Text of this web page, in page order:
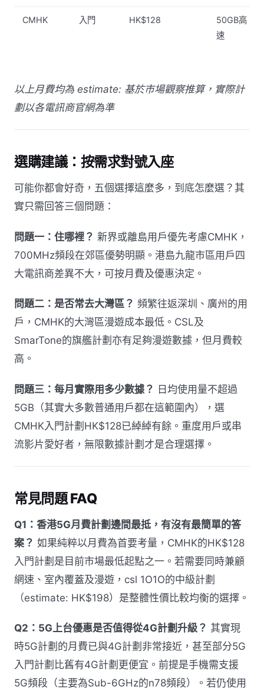
CMHK 入門 HK$128
50GB高
速
以上月費均為 estimate: 基於市場觀察推算，實際計
劃以各電訊商官網為準
選購建議：按需求對號入座
可能你都會好奇，五個選擇這麼多，到底怎麼選？其
實只需回答三個問題：
問題一：住哪裡？ 新界或離島用戶優先考慮CMHK，
700MHz頻段在郊區優勢明顯。港島九龍市區用戶四
大電訊商差異不大，可按月費及優惠決定。
問題二：是否常去大灣區？ 頻繁往返深圳、廣州的用
戶，CMHK的大灣區漫遊成本最低。CSL及
SmarTone的旗艦計劃亦有足夠漫遊數據，但月費較
高。
問題三：每月實際用多少數據？ 日均使用量不超過
5GB（其實大多數普通用戶都在這範圍內），選
CMHK入門計劃HK$128已綽綽有餘。重度用戶或串
流影片愛好者，無限數據計劃才是合理選擇。
常見問題 FAQ
Q1：香港5G月費計劃邊間最抵，有沒有最簡單的答
案？ 如果純粹以月費為首要考量，CMHK的HK$128
入門計劃是目前市場最低起點之一。若需要同時兼顧
網速、室內覆蓋及漫遊，csl 1O1O的中級計劃
（estimate: HK$198）是整體性價比較均衡的選擇。
Q2：5G上台優惠是否值得從4G計劃升級？ 其實現
時5G計劃的月費已與4G計劃非常接近，甚至部分5G
入門計劃比舊有4G計劃更便宜。前提是手機需支援
5G頻段（主要為Sub-6GHz的n78頻段）。若仍使用